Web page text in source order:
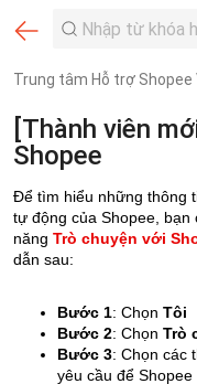
Trung tâm Hỗ trợ Shopee
[Thành viên
Shopee
Để tìm hiểu những thông
tự động của Shopee,
năng Trò chuyện với
dẫn sau:
Bước 1: Chọn Tôi
Bước 2: Chọn Trò
Bước 3: Chọn các
yêu cầu để